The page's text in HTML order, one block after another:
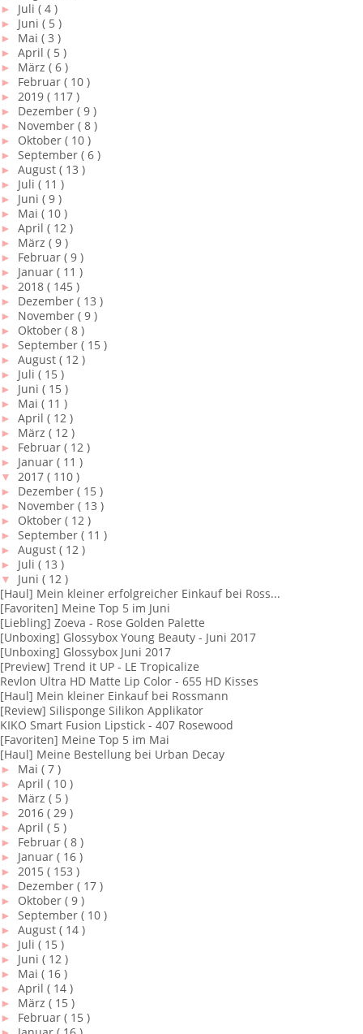
► Juli ( 4 )
► Juni ( 5 )
► Mai ( 3 )
► April ( 5 )
► März ( 6 )
► Februar ( 10 )
► 2019 ( 117 )
► Dezember ( 9 )
► November ( 8 )
► Oktober ( 10 )
► September ( 6 )
► August ( 13 )
► Juli ( 11 )
► Juni ( 9 )
► Mai ( 10 )
► April ( 12 )
► März ( 9 )
► Februar ( 9 )
► Januar ( 11 )
► 2018 ( 145 )
► Dezember ( 13 )
► November ( 9 )
► Oktober ( 8 )
► September ( 15 )
► August ( 12 )
► Juli ( 15 )
► Juni ( 15 )
► Mai ( 11 )
► April ( 12 )
► März ( 12 )
► Februar ( 12 )
► Januar ( 11 )
▼ 2017 ( 110 )
► Dezember ( 15 )
► November ( 13 )
► Oktober ( 12 )
► September ( 11 )
► August ( 12 )
► Juli ( 13 )
▼
Juni ( 12 )
[Haul] Mein kleiner erfolgreicher Einkauf bei Ross...
[Favoriten] Meine Top 5 im Juni
[Liebling] Zoeva - Rose Golden Palette
[Unboxing] Glossybox Young Beauty - Juni 2017
[Unboxing] Glossybox Juni 2017
[Preview] Trend it UP - LE Tropicalize
Revlon Ultra HD Matte Lip Color - 655 HD Kisses
[Haul] Mein kleiner Einkauf bei Rossmann
[Review] Silisponge Silikon Applikator
KIKO Smart Fusion Lipstick - 407 Rosewood
[Favoriten] Meine Top 5 im Mai
[Haul] Meine Bestellung bei Urban Decay
► Mai ( 7 )
► April ( 10 )
► März ( 5 )
► 2016 ( 29 )
► April ( 5 )
► Februar ( 8 )
► Januar ( 16 )
► 2015 ( 153 )
► Dezember ( 17 )
► Oktober ( 9 )
► September ( 10 )
► August ( 14 )
► Juli ( 15 )
► Juni ( 12 )
► Mai ( 16 )
► April ( 14 )
► März ( 15 )
► Februar ( 15 )